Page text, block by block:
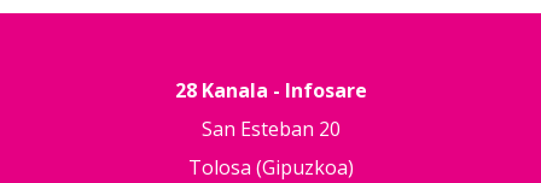
28 Kanala - Infosare
San Esteban 20
Tolosa (Gipuzkoa)